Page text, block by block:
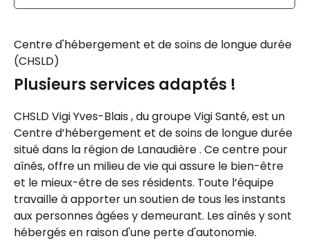
Centre d'hébergement et de soins de longue durée
(CHSLD)
Plusieurs services adaptés !
CHSLD Vigi Yves-Blais , du groupe Vigi Santé, est un
Centre d’hébergement et de soins de longue durée
situé dans la région de Lanaudière . Ce centre pour
aînés, offre un milieu de vie qui assure le bien-être
et le mieux-être de ses résidents. Toute l’équipe
travaille à apporter un soutien de tous les instants
aux personnes âgées y demeurant. Les aînés y sont
hébergés en raison d'une perte d'autonomie.